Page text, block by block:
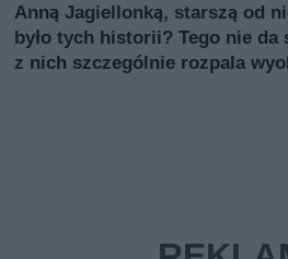
Anną Jagiellonką, starszą od
było tych historii? Tego nie
z nich szczególnie rozpala